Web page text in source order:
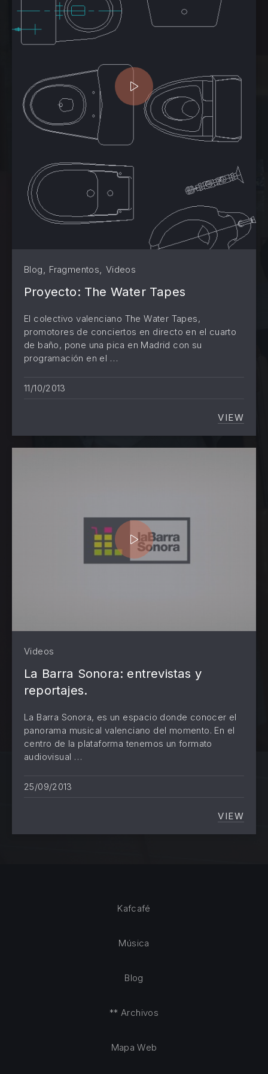
Blog Fragmentos Videos
Proyecto: The Water Tapes
El colectivo valenciano The Water Tapes,
promotores de conciertos en directo en el cuarto
de baño, pone una pica en Madrid con su
programación en el …
11/10/2013
VIEW
Videos
La Barra Sonora: entrevistas y
reportajes.
La Barra Sonora, es un espacio donde conocer el
panorama musical valenciano del momento. En el
centro de la plataforma tenemos un formato
audiovisual …
25/09/2013
VIEW
LA
Kafcafé
Música
Blog
** Archivos
Mapa Web